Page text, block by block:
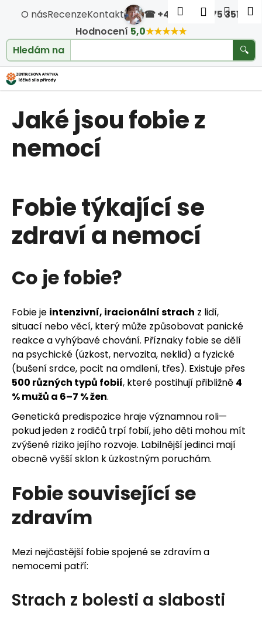
O násRecenzeKontakt ☎ +420 604 475 351
Hodnocení 5,0★★★★★
Hledám na
🔍
Hledat
Jaké jsou fobie z
nemocí
Fobie týkající se
zdraví a nemocí
Co je fobie?
Fobie je intenzivní, iracionální strach z lidí,
situací nebo věcí, který může způsobovat panické
reakce a vyhýbavé chování. Příznaky fobie se dělí
na psychické (úzkost, nervozita, neklid) a fyzické
(bušení srdce, pocit na omdlení, třes). Existuje přes
500 různých typů fobií, které postihují přibližně 4
% mužů a 6–7 % žen.
Genetická predispozice hraje významnou roli—
pokud jeden z rodičů trpí fobií, jeho děti mohou mít
zvýšené riziko jejího rozvoje. Labilnější jedinci mají
obecně vyšší sklon k úzkostným poruchám.
Fobie související se
zdravím
Mezi nejčastější fobie spojené se zdravím a
nemocemi patří:
Strach z bolesti a slabosti
Košík
C
o
p
o
ř
e
b
u
j
e
t
e
n
a
j
í
t
?